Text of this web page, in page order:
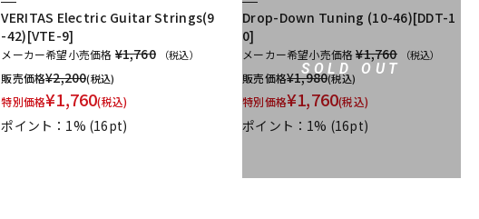
VERITAS Electric Guitar Strings(9
-42)[VTE-9]
メーカー希望小売価格 ¥1,760 （税込）
販売価格¥2,200(税込)
特別価格¥1,760(税込)
ポイント：1% (16pt)
SOLD OUT
Drop-Down Tuning (10-46)[DDT-1
0]
メーカー希望小売価格 ¥1,760 （税込）
販売価格¥1,980(税込)
特別価格¥1,760(税込)
ポイント：1% (16pt)